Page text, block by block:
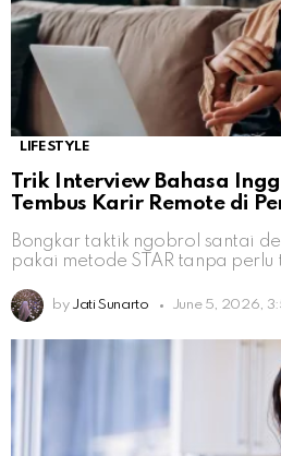
LIFESTYLE
Trik Interview Bahasa
Tembus Karir Remote di
Bongkar taktik ngobrol santai
pakai metode STAR tanpa perlu
by Jati Sunarto June 5, 2026,